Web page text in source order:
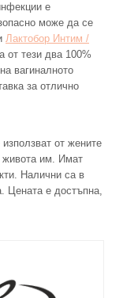
е
може да се
Лактобор Интим /
от тези два 100%
вагиналното
за отлично
от жените
живота им. Имат
Налични са в
Цената е достъпна,